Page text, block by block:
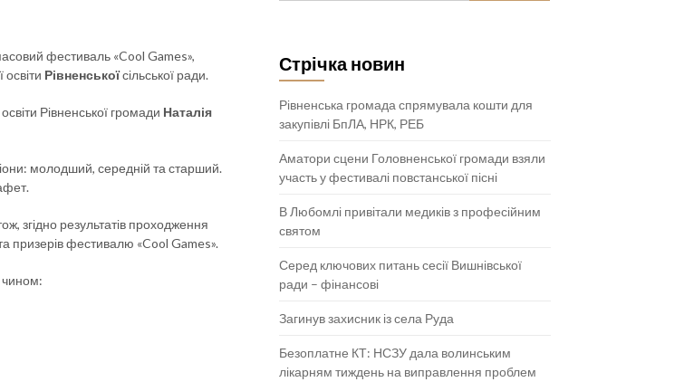
фестиваль «Cool Games»,
Рівненськоїсільської ради.
Рівненської громади Наталія
молодший, середній та старший.
згідно результатів проходження
призерів фестивалю «Cool Games».
чином:
Стрічка новин
Рівненська громада спрямувала кошти для
закупівлі БпЛА, НРК, РЕБ
Аматори сцени Головненської громади взяли
участь у фестивалі повстанської пісні
В Любомлі привітали медиків з професійним
святом
Серед ключових питань сесії Вишнівської
ради – фінансові
Загинув захисник із села Руда
Безоплатне КТ: НСЗУ дала волинським
лікарням тиждень на виправлення проблем